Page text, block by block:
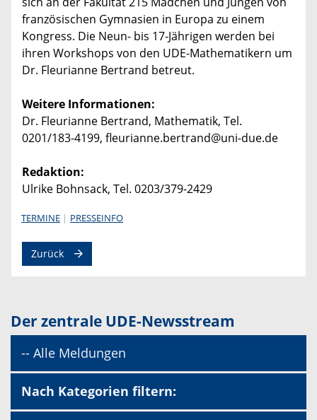
französischen Gymnasien in Europa zu einem
Kongress. Die Neun- bis 17-Jährigen werden bei
ihren Workshops von den UDE-Mathematikern um
Dr. Fleurianne Bertrand betreut.
Weitere Informationen:
Dr. Fleurianne Bertrand, Mathematik, Tel.
0201/183-4199, fleurianne.bertrand@uni-due.de
Redaktion:
Ulrike Bohnsack, Tel. 0203/379-2429
TERMINE PRESSEINFO
Zurück
Der zentrale UDE-Newsstream
-- Alle Meldungen
Nach Kategorien filtern: